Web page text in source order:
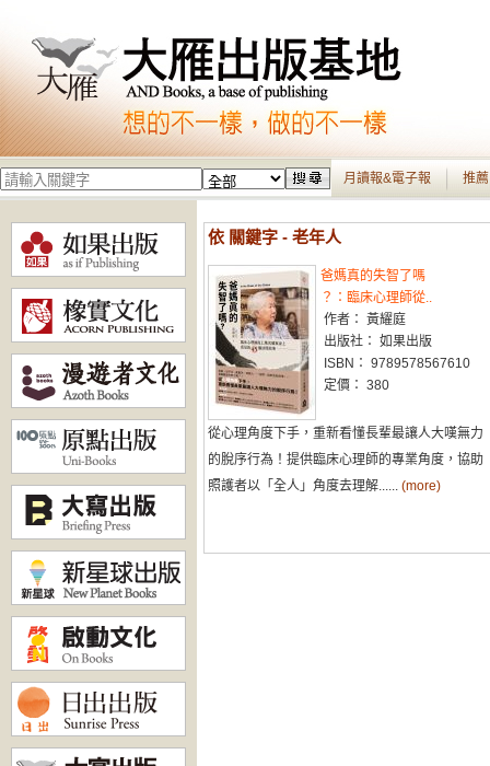
月讀報&電子報 推
依 關鍵字 - 老年人
爸媽真的失智了嗎
？：臨床心理師從..
作者： 黃耀庭
出版社： 如果出版
ISBN： 9789578567610
定價： 380
從心理角度下手，重新看懂長輩最讓人大嘆無力
的脫序行為！提供臨床心理師的專業角度，協助
照護者以「全人」角度去理解...... (more)